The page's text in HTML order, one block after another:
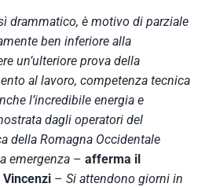
drammatico, è motivo di parziale
ben inferiore alla
un’ulteriore prova della
al lavoro, competenza tecnica
l’incredibile energia e
dagli operatori del
della Romagna Occidentale
emergenza– afferma il
– Si attendono giorni in